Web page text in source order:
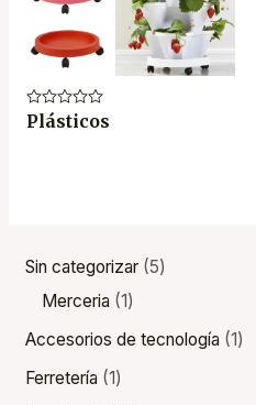
Sin categorizar 5
Merceria 1
Accesorios de tecnología 1
Ferretería 1
Valorado
Plásticos